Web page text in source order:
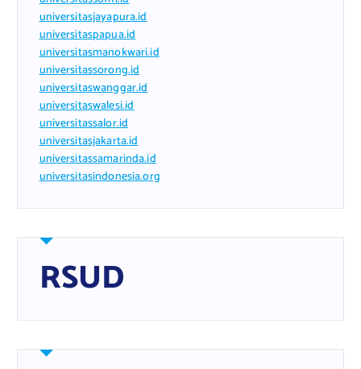
universitasjayapura.id
universitaspapua.id
universitasmanokwari.id
universitassorong.id
universitaswanggar.id
universitaswalesi.id
universitassalor.id
universitasjakarta.id
universitassamarinda.id
universitasindonesia.org
RSUD